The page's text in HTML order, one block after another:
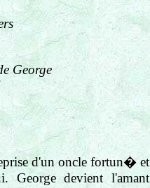
George
d'un oncle fortun� et
George devient l'amant